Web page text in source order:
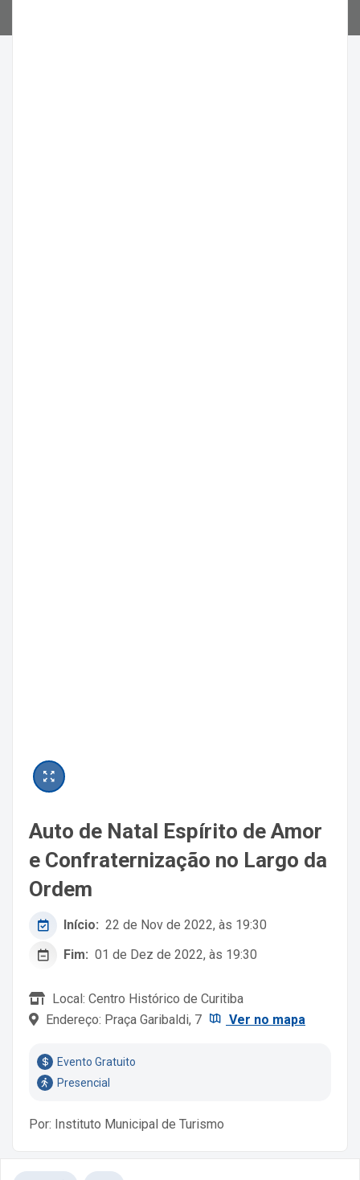
Auto de Natal Espírito de Amor
e Confraternização no Largo da
Ordem
Início: 22 de Nov de 2022, às 19:30
Fim: 01 de Dez de 2022, às 19:30
Local: Centro Histórico de Curitiba
Endereço: Praça Garibaldi, 7
Ver no mapa
Evento Gratuito
Presencial
Por: Instituto Municipal de Turismo